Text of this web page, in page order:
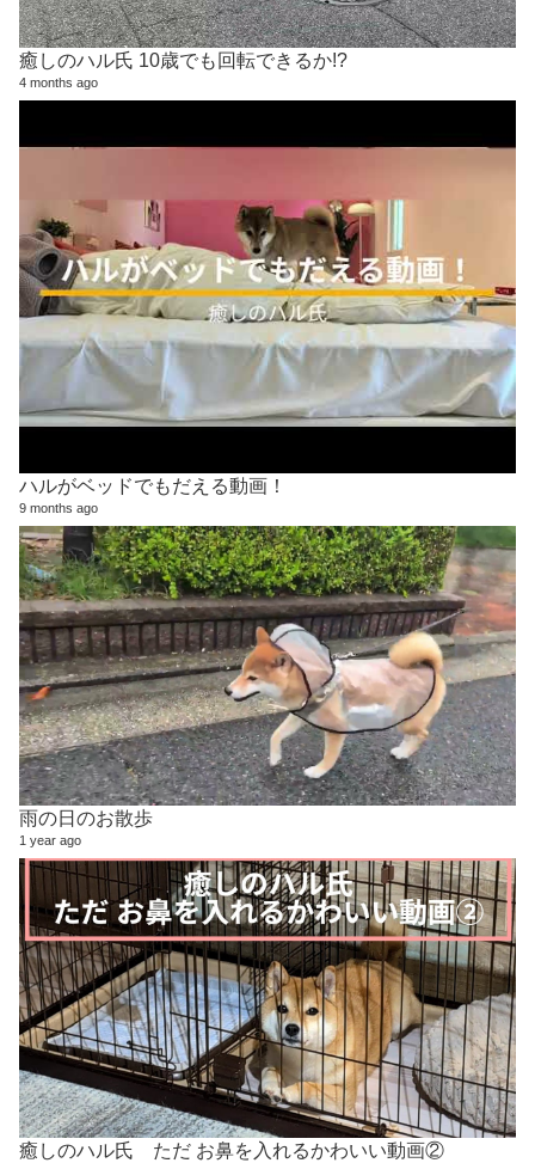
癒しのハル氏 10歳でも回転できるか!?
4 months ago
ハルがベッドでもだえる動画！
9 months ago
雨の日のお散歩
1 year ago
癒しのハル氏 ただ お鼻を入れるかわいい動画②